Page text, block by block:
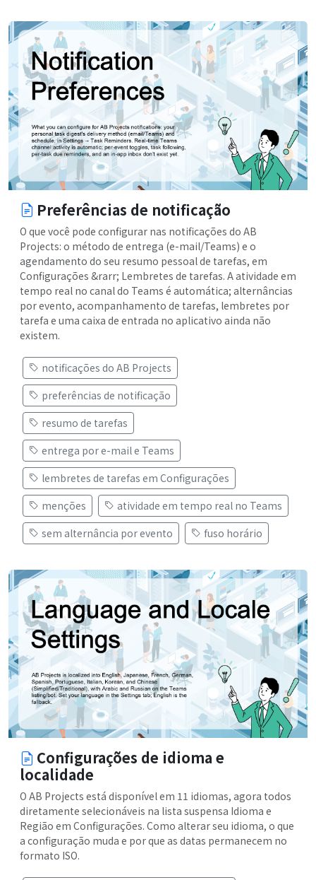
Preferências de notificação
O que você pode configurar nas notificações do AB
Projects: o método de entrega (e-mail/Teams) e o
agendamento do seu resumo pessoal de tarefas, em
Configurações &rarr; Lembretes de tarefas. A atividade em
tempo real no canal do Teams é automática; alternâncias
por evento, acompanhamento de tarefas, lembretes por
tarefa e uma caixa de entrada no aplicativo ainda não
existem.
notificações do AB Projects
preferências de notificação
resumo de tarefas
entrega por e-mail e Teams
lembretes de tarefas em Configurações
menções
atividade em tempo real no Teams
sem alternância por evento
fuso horário
Configurações de idioma e
localidade
O AB Projects está disponível em 11 idiomas, agora todos
diretamente selecionáveis na lista suspensa Idioma e
Região em Configurações. Como alterar seu idioma, o que
a configuração muda e por que as datas permanecem no
formato ISO.